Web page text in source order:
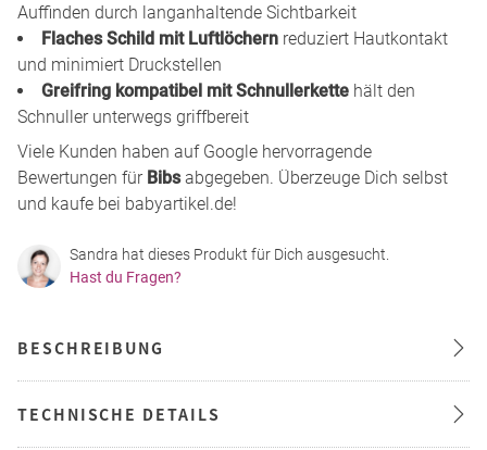
Auffinden durch langanhaltende Sichtbarkeit
Flaches Schild mit Luftlöchern reduziert Hautkontakt
und minimiert Druckstellen
Greifring kompatibel mit Schnullerkette hält den
Schnuller unterwegs griffbereit
Viele Kunden haben auf Google hervorragende
Bewertungen für Bibsabgegeben. Überzeuge Dich selbst
und kaufe bei babyartikel.de!
Sandra hat dieses Produkt für Dich ausgesucht.
Hast du Fragen?
BESCHREIBUNG
TECHNISCHE DETAILS